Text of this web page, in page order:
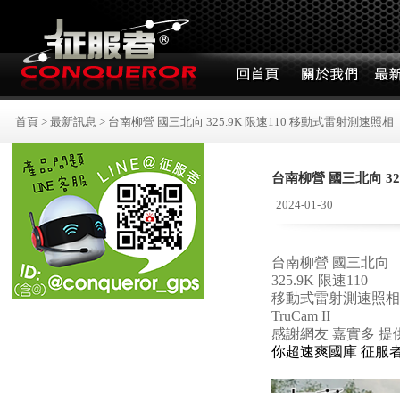
首頁 > 最新訊息 > 台南柳營 國三北向 325.9K 限速110 移動式雷射測速照相
台南柳營 國三北向
2024-01-30
台南柳營 國三北向
325.9K 限速110
移動式雷射測速照相
TruCam II
感謝網友 嘉實多 提
你超速爽國庫 征服